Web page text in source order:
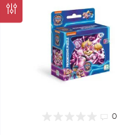
0